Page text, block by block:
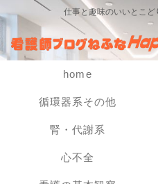
仕事と趣味のいいとこ
home
循環器系その他
腎・代謝系
心不全